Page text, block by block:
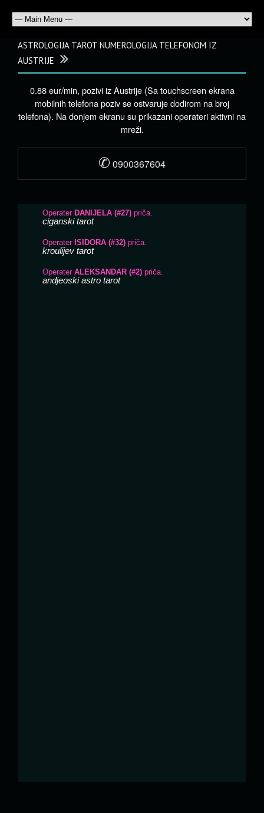
ASTROLOGIJA TAROT NUMEROLOGIJA TELEFONOM IZ
AUSTRIJE
0.88 eur/min, pozivi iz Austrije (Sa touchscreen ekrana
mobilnih telefona poziv se ostvaruje dodirom na broj
telefona). Na donjem ekranu su prikazani operateri aktivni na
mreži.
✆ 0900367604